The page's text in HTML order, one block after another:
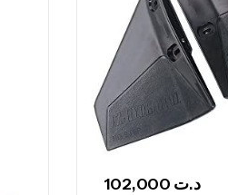
د.ت